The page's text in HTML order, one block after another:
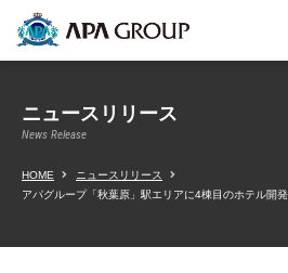
ニュースリリース
News Release
HOME
ニュースリリース
アパグループ「秋葉原」駅エリアに4棟目のホテル開